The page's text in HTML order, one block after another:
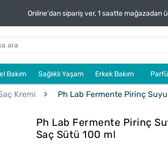
Online'dan sipariş ver, 1 saatte mağazadan
Bakım Sağlıklı Yaşam Erkek Bakım
Kremi Ph Lab Fermente Pirinç
Ph Lab Fermente Pirinç
Saç Sütü 100 ml